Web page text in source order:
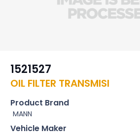
1521527
OIL FILTER TRANSMISI
Product Brand
MANN
Vehicle Maker